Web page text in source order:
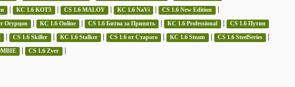
| КС 1.6 KOT3 | CS 1.6 MALOY | КС 1.6 NaVi | CS 1.6 New Edition |
Огурцов | КС 1.6 Online | CS 1.6 Битва за Припять | КС 1.6 Professional | CS 1.6 Путин
| CS 1.6 Skiller | КС 1.6 Stalker | CS 1.6 от Старого | КС 1.6 Steam | CS 1.6 SteelSeries |
| CS 1.6 Zver |